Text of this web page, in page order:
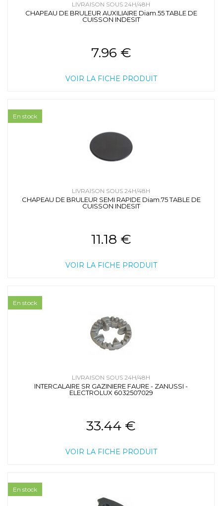
LIVRAISON SOUS 24H/48H
CHAPEAU DE BRULEUR AUXILIAIRE Diam.55 TABLE DE
CUISSON INDESIT
7.96 €
VOIR LA FICHE PRODUIT
LIVRAISON SOUS 24H/48H
CHAPEAU DE BRULEUR SEMI RAPIDE Diam.75 TABLE DE
CUISSON INDESIT
11.18 €
VOIR LA FICHE PRODUIT
En stock
LIVRAISON SOUS 24H/48H
INTERCALAIRE SR GAZINIERE FAURE - ZANUSSI -
ELECTROLUX 6032507029
33.44 €
VOIR LA FICHE PRODUIT
En stock
En stock